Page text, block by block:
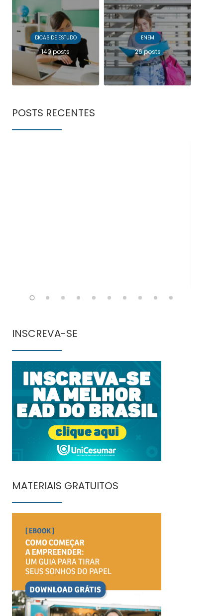
DICAS DE ESTUDO
140 posts
ENEM
26 posts
POSTS RECENTES
INSCREVA-SE
MATERIAIS GRATUITOS